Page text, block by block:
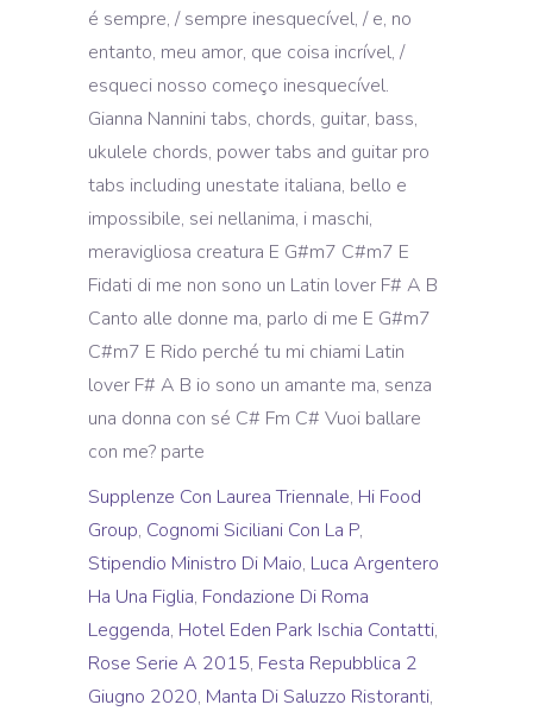
é sempre, / sempre inesquecível, / e, no
entanto, meu amor, que coisa incrível, /
esqueci nosso começo inesquecível.
Gianna Nannini tabs, chords, guitar, bass,
ukulele chords, power tabs and guitar pro
tabs including unestate italiana, bello e
impossibile, sei nellanima, i maschi,
meravigliosa creatura E G#m7 C#m7 E
Fidati di me non sono un Latin lover F# A B
Canto alle donne ma, parlo di me E G#m7
C#m7 E Rido perché tu mi chiami Latin
lover F# A B io sono un amante ma, senza
una donna con sé C# Fm C# Vuoi ballare
con me? parte
Supplenze Con Laurea Triennale, Hi Food
Group, Cognomi Siciliani Con La P,
Stipendio Ministro Di Maio, Luca Argentero
Ha Una Figlia, Fondazione Di Roma
Leggenda, Hotel Eden Park Ischia Contatti,
Rose Serie A 2015, Festa Repubblica 2
Giugno 2020, Manta Di Saluzzo Ristoranti,